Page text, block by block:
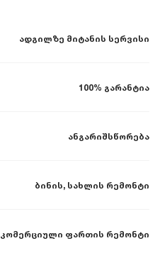
ადგილზე მიტანის სერვისი
100% გარანტია
ანგარიშსწორება
ბინის, სახლის რემონტი
კომერციული ფართის რემონტი